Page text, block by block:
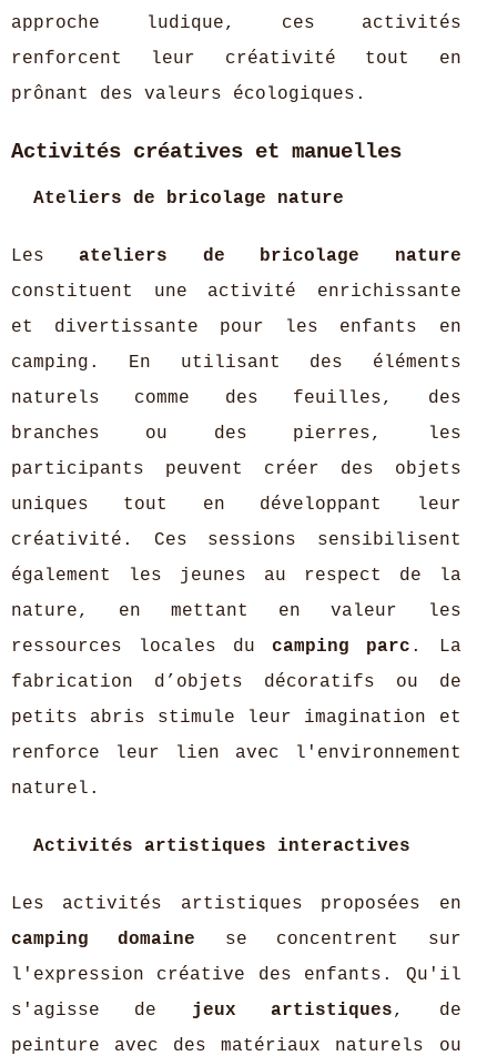
approche ludique, ces activités
renforcent leur créativité tout en
prônant des valeurs écologiques.
Activités créatives et manuelles
Ateliers de bricolage nature
Lesateliers de bricolage nature
constituent une activité enrichissante
et divertissante pour les enfants en
camping. En utilisant des éléments
naturels comme des feuilles, des
branches ou des pierres, les
participants peuvent créer des objets
uniques tout en développant leur
créativité. Ces sessions sensibilisent
également les jeunes au respect de la
nature, en mettant en valeur les
ressources locales ducamping parc . La
fabrication d’objets décoratifs ou de
petits abris stimule leur imagination et
renforce leur lien avec l'environnement
naturel.
Activités artistiques interactives
Les activités artistiques proposées en
camping domaine se concentrent sur
l'expression créative des enfants. Qu'il
s'agisse de jeux artistiques, de
peinture avec des matériaux naturels ou